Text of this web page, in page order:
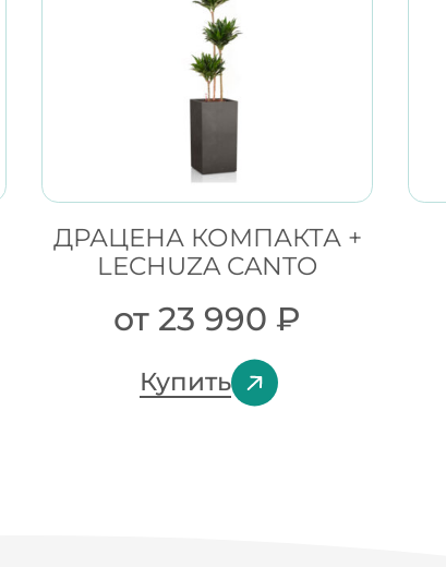
ДРАЦЕНА КОМПАКТА +
LECHUZA CANTO
от23 990 ₽
Купить